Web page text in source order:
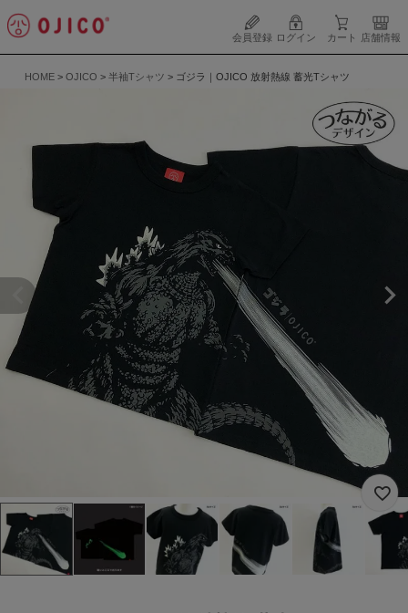
会員登録 ログイン カート 店舗情報
HOME OJICO 半袖Tシャツ ゴジラ｜OJICO 放射熱線 蓄光Tシャツ